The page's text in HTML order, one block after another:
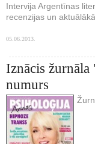
Intervija Argentīnas
recenzijas un
05.06.2013.
Iznācis
numurs